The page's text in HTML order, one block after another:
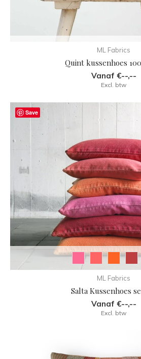
ML Fabrics
Quint kussenhoes
Vanaf €--,--
Excl. btw
ML Fabrics
Salta Kussenhoes
Vanaf €--,--
Excl. btw
Save